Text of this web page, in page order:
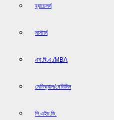
ব্যাচেলর্স
মাস্টার্স
এম.বি.এ./MBA
মেডিক্যাল/মেডিসিন
পি.এইচ.ডি.